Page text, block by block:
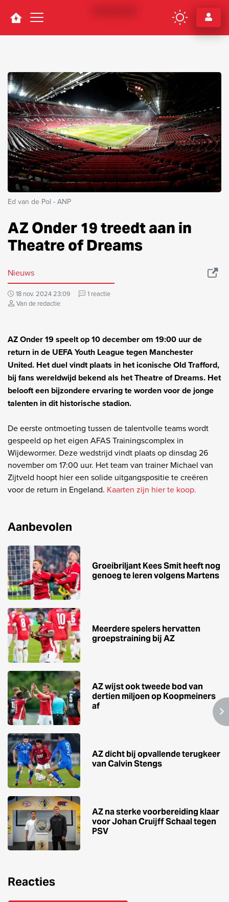
Navigation
Ed van de Pol - ANP
AZ Onder 19 treedt aan in
Theatre of Dreams
Nieuws
18 nov. 2024 23:09
1 reactie
Van de redactie
AZ Onder 19 speelt op 10 december om 19:00 uur de
return in de UEFA Youth League tegen Manchester
United. Het duel vindt plaats in het iconische Old Trafford,
bij fans wereldwijd bekend als het Theatre of Dreams. Het
belooft een bijzondere ervaring te worden voor de jonge
talenten in dit historische stadion.
De eerste ontmoeting tussen de talentvolle teams wordt
gespeeld op het eigen AFAS Trainingscomplex in
Wijdewormer. Deze wedstrijd vindt plaats op dinsdag 26
november om 17:00 uur. Het team van trainer Michael van
Zijtveld hoopt hier een solide uitgangspositie te creëren
voor de return in Engeland. Kaarten zijn hier te koop.
Aanbevolen
Groeibriljant Kees Smit heeft nog
genoeg te leren volgens Martens
Meerdere spelers hervatten
groepstraining bij AZ
AZ wijst ook tweede bod van
dertien miljoen op Koopmeiners
af
AZ dicht bij opvallende terugkeer
van Calvin Stengs
AZ na sterke voorbereiding klaar
voor Johan Cruijff Schaal tegen
PSV
Reacties